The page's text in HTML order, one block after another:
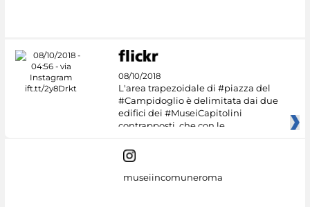
08/10/2018
L'area trapezoidale di #piazza del
#Campidoglio è delimitata dai due
edifici dei #MuseiCapitolini
contrapposti, che con le
museiincomuneroma